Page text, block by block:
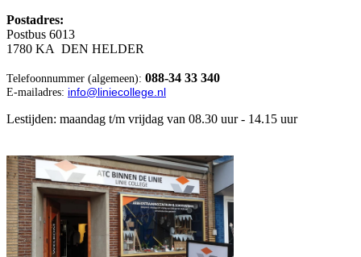
Postadres:
Postbus 6013
1780 KA DEN HELDER
Telefoonnummer (algemeen): 088-34 33 340
E-mailadres: info@liniecollege.nl
Lestijden: maandag t/m vrijdag van 08.30 uur - 14.15 uur